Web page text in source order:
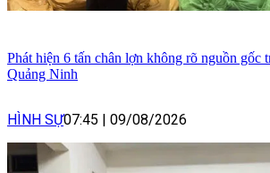
Phát hiện 6 tấn chân lợn không rõ nguồn gốc
Quảng Ninh
HÌNH SỰ07:45 | 09/08/2026